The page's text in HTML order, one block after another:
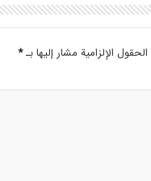
الحقول الإلزامية مشار إليها بـ*